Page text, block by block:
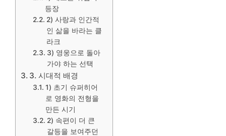
등장
2) 사랑과 인간적
인 삶을 바라는 클
라크
3) 영웅으로 돌아
가야 하는 선택
3. 시대적 배경
1) 초기 슈퍼히어
로 영화의 전형을
만든 시기
2) 속편이 더 큰
갈등을 보여주던